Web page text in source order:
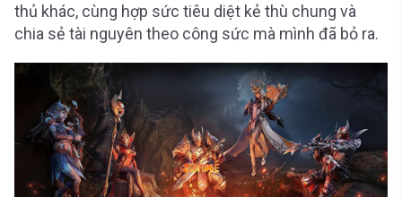
thủ khác, cùng hợp sức tiêu diệt kẻ thù chung và
chia sẻ tài nguyên theo công sức mà mình đã bỏ ra.